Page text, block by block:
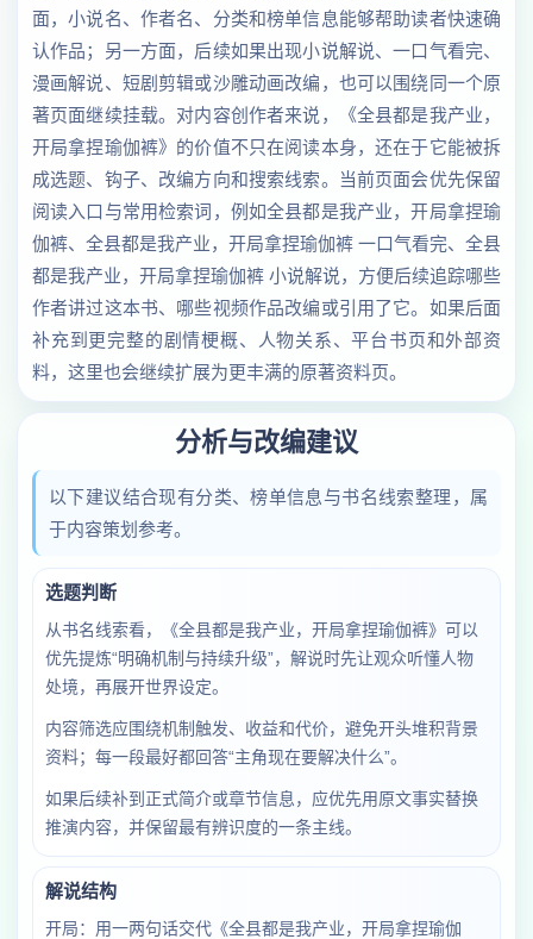
面，小说名、作者名、分类和榜单信息能够帮助读者快速确
认作品；另一方面，后续如果出现小说解说、一口气看完、
漫画解说、短剧剪辑或沙雕动画改编，也可以围绕同一个原
著页面继续挂载。对内容创作者来说，《全县都是我产业，
开局拿捏瑜伽裤》的价值不只在阅读本身，还在于它能被拆
成选题、钩子、改编方向和搜索线索。当前页面会优先保留
阅读入口与常用检索词，例如全县都是我产业，开局拿捏瑜
伽裤、全县都是我产业，开局拿捏瑜伽裤 一口气看完、全县
都是我产业，开局拿捏瑜伽裤 小说解说，方便后续追踪哪些
作者讲过这本书、哪些视频作品改编或引用了它。如果后面
补充到更完整的剧情梗概、人物关系、平台书页和外部资
料，这里也会继续扩展为更丰满的原著资料页。
分析与改编建议
以下建议结合现有分类、榜单信息与书名线索整理，属
于内容策划参考。
选题判断
从书名线索看，《全县都是我产业，开局拿捏瑜伽裤》可以
优先提炼“明确机制与持续升级”，解说时先让观众听懂人物
处境，再展开世界设定。
内容筛选应围绕机制触发、收益和代价，避免开头堆积背景
资料；每一段最好都回答“主角现在要解决什么”。
如果后续补到正式简介或章节信息，应优先用原文事实替换
推演内容，并保留最有辨识度的一条主线。
解说结构
开局：用一两句话交代《全县都是我产业，开局拿捏瑜伽